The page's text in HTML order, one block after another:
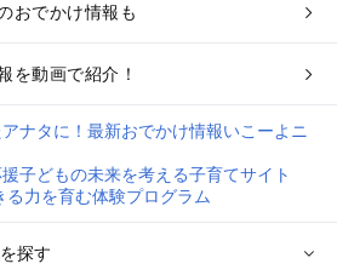
おでかけ情報も
を動画で紹介！
探す